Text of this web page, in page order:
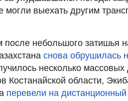
могли выехать другим
после небольшого затишья
снова обрушилась
несколько
Костанайской области,
перевели на